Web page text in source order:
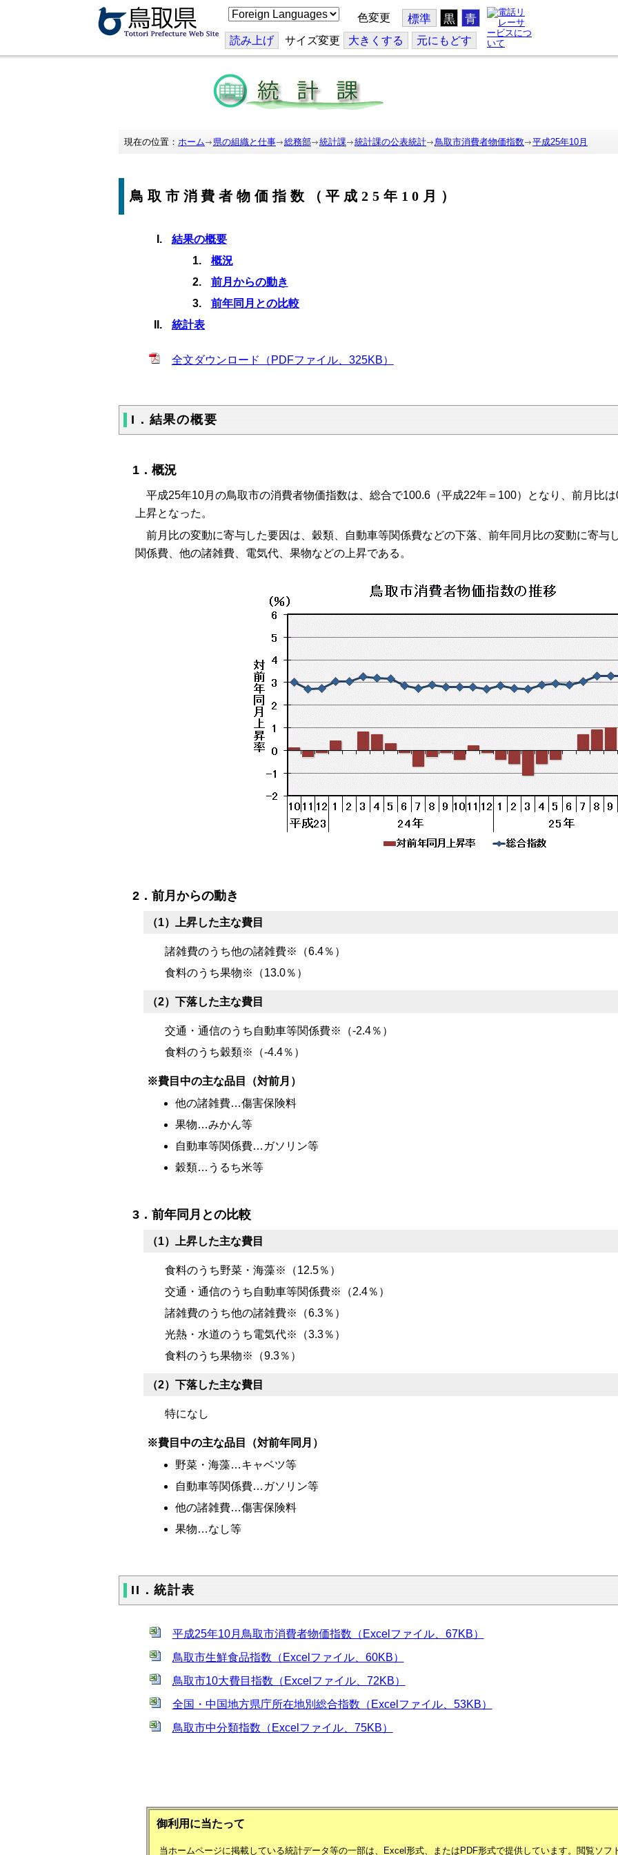
こ
の
ジ
を
訳
す
る
色変更 標準 黒 青
読み上げ サイズ変更 大きくする 元にもどす
現在の位置： ホーム 県の組織と仕事 総務部 統計課 統計課の公表統計 鳥取市消費者物価指数 平成25年10月
鳥取市消費者物価指数（平成25年10月）
結果の概要
概況
前月からの動き
前年同月との比較
統計表
全文ダウンロード（PDFファイル、325KB）
I．結果の概要
1．概況
平成25年10月の鳥取市の消費者物価指数は、総合で100.6（平成22年＝100）となり、前月比
上昇となった。
前月比の変動に寄与した要因は、穀類、自動車等関係費などの下落、前年同月比の変動に寄与
関係費、他の諸雑費、電気代、果物などの上昇である。
2．前月からの動き
（1）上昇した主な費目
諸雑費のうち他の諸雑費※（6.4％）
食料のうち果物※（13.0％）
（2）下落した主な費目
交通・通信のうち自動車等関係費※（-2.4％）
食料のうち穀類※（-4.4％）
※費目中の主な品目（対前月）
他の諸雑費…傷害保険料
果物…みかん等
自動車等関係費…ガソリン等
穀類…うるち米等
3．前年同月との比較
（1）上昇した主な費目
食料のうち野菜・海藻※（12.5％）
交通・通信のうち自動車等関係費※（2.4％）
諸雑費のうち他の諸雑費※（6.3％）
光熱・水道のうち電気代※（3.3％）
食料のうち果物※（9.3％）
（2）下落した主な費目
特になし
※費目中の主な品目（対前年同月）
野菜・海藻…キャベツ等
自動車等関係費…ガソリン等
他の諸雑費…傷害保険料
果物…なし等
II．統計表
平成25年10月鳥取市消費者物価指数（Excelファイル、67KB）
鳥取市生鮮食品指数（Excelファイル、60KB）
鳥取市10大費目指数（Excelファイル、72KB）
全国・中国地方県庁所在地別総合指数（Excelファイル、53KB）
鳥取市中分類指数（Excelファイル、75KB）
御利用に当たって
当ホームページに掲載している統計データ等の一部は、Excel形式、またはPDF形式で提供しています。閲覧ソフ